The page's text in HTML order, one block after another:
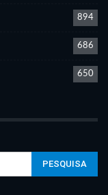
894
686
650